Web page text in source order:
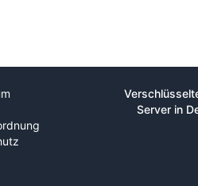
Server in